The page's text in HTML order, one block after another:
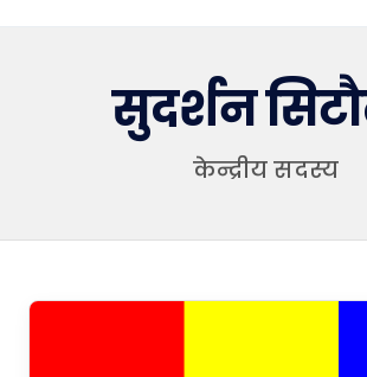
सुदर्शन
केन्द्रीय सदस्य